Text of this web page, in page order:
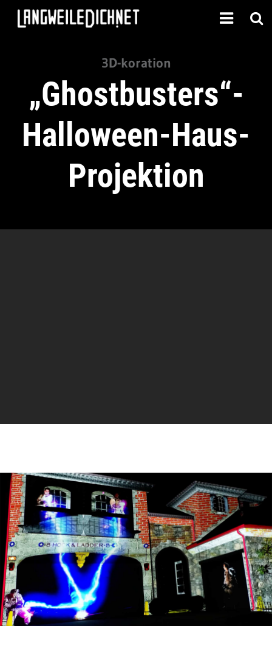
3D-koration
„Ghostbusters“-
Halloween-Haus-
Projektion